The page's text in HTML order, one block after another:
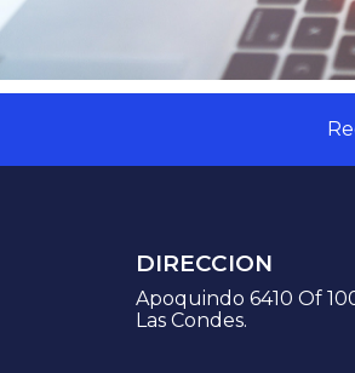
DIRECCION
Apoquindo 6410 Of
Las Condes.